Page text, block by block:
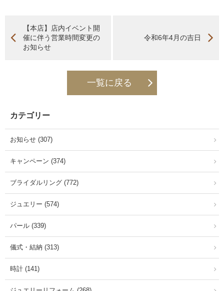
【本店】店内イベント開
催に伴う営業時間変更の
お知らせ
令和6年4月の吉日
一覧に戻る
カテゴリー
お知らせ (307)
キャンペーン (374)
ブライダルリング (772)
ジュエリー (574)
パール (339)
儀式・結納 (313)
時計 (141)